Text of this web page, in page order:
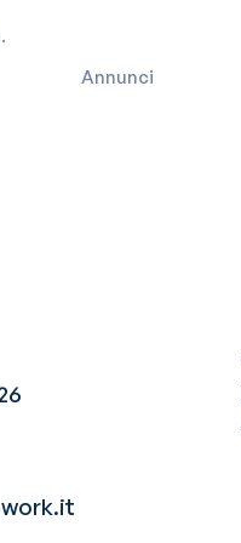
Annunci